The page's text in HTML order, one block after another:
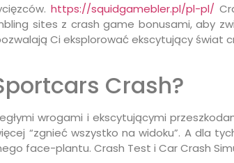
https://squidgamebler.pl/pl-pl/
sites z crash game bonusami, aby
Ci eksplorować ekscytujący świat
Crash?
wrogami i ekscytującymi
“zgnieć wszystko na widoku”. A dla
face-plantu. Crash Test i Car Crash